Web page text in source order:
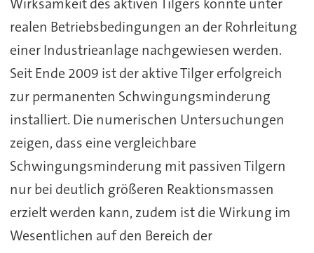
realen Betriebsbedingungen an der Rohrleitung
einer Industrieanlage nachgewiesen werden.
Seit Ende 2009 ist der aktive Tilger erfolgreich
zur permanenten Schwingungsminderung
installiert. Die numerischen Untersuchungen
zeigen, dass eine vergleichbare
Schwingungsminderung mit passiven Tilgern
nur bei deutlich größeren Reaktionsmassen
erzielt werden kann, zudem ist die Wirkung im
Wesentlichen auf den Bereich der